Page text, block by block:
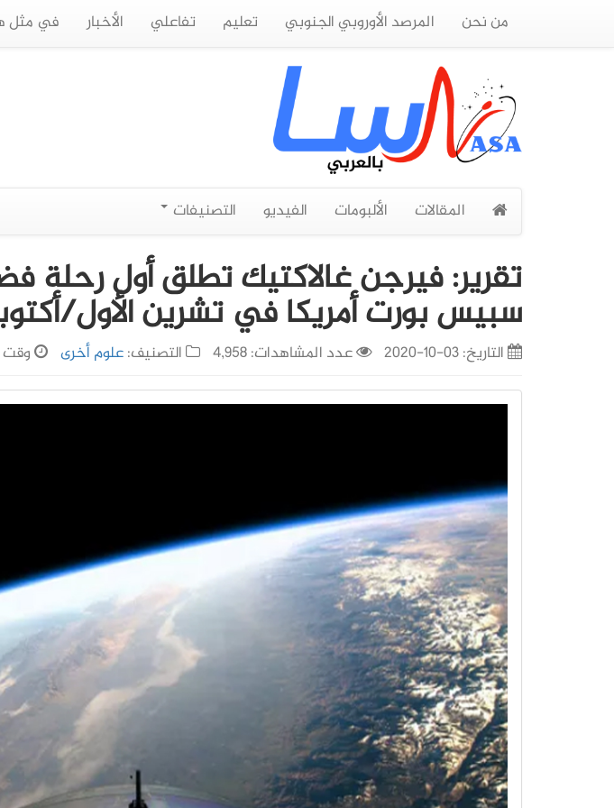
من نحن المرصد الأوروبي الجنوبي تعليم تفاعلي الأخبار في مثل
المقالات الألبومات الفيديو التصنيفات
تقرير: فيرجن غالاكتيك تطلق أول رحلة
سبيس بورت أمريكا في تشرين الأول/
التاريخ:03-10-2020 عدد المشاهدات: 4,958 التصنيف:علوم أخرى وقت